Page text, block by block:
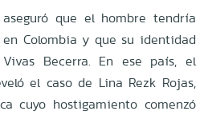
que el hombre tendría
Colombia y que su identidad
Becerra. En ese país, el
el caso de Lina Rezk Rojas,
cuyo hostigamiento comenzó